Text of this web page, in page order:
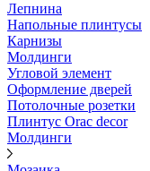
Лепнина
Напольные плинтусы
Карнизы
Молдинги
Угловой элемент
Оформление дверей
Потолочные розетки
Плинтус Orac decor
Молдинги